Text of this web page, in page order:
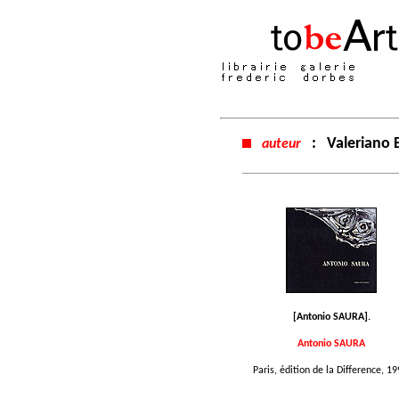
auteur : Valeriano
[Antonio SAURA].
Antonio SAURA
Paris, édition de la Difference,